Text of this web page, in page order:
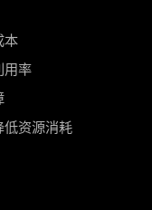
本
用率
低资源消耗